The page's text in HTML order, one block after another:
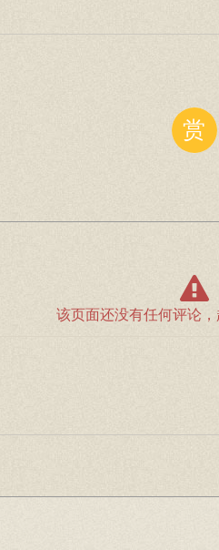
赏
该页面还没有任何评论，